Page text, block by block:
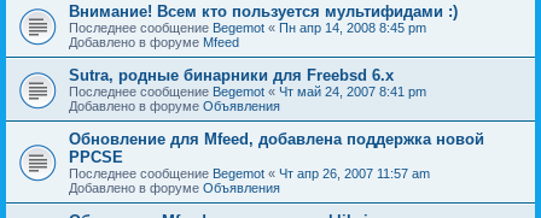
Внимание! Всем кто пользуется мультифидами :)
Последнее сообщение Begemot « Пн апр 14, 2008 8:45 pm
Добавлено в форуме Mfeed
Sutra, родные бинарники для Freebsd 6.x
Последнее сообщение Begemot « Чт май 24, 2007 8:41 pm
Добавлено в форуме Объявления
Обновление для Mfeed, добавлена поддержка новой
PPCSE
Последнее сообщение Begemot « Чт апр 26, 2007 11:57 am
Добавлено в форуме Объявления